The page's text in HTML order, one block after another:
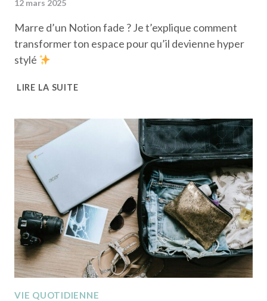
12 mars 2025
Marre d’un Notion fade ? Je t’explique comment
transformer ton espace pour qu’il devienne hyper
stylé
LIRE LA SUITE10
POUR
AESTHETIC
VIE QUOTIDIENNE